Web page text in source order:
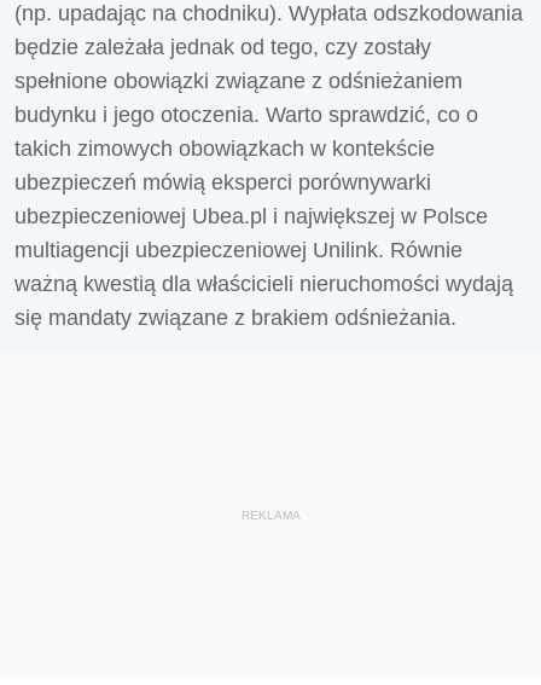
(np. upadając na chodniku). Wypłata odszkodowania
będzie zależała jednak od tego, czy zostały
spełnione obowiązki związane z odśnieżaniem
budynku i jego otoczenia. Warto sprawdzić, co o
takich zimowych obowiązkach w kontekście
ubezpieczeń mówią eksperci porównywarki
ubezpieczeniowej Ubea.pl i największej w Polsce
multiagencji ubezpieczeniowej Unilink. Równie
ważną kwestią dla właścicieli nieruchomości wydają
się mandaty związane z brakiem odśnieżania.
REKLAMA